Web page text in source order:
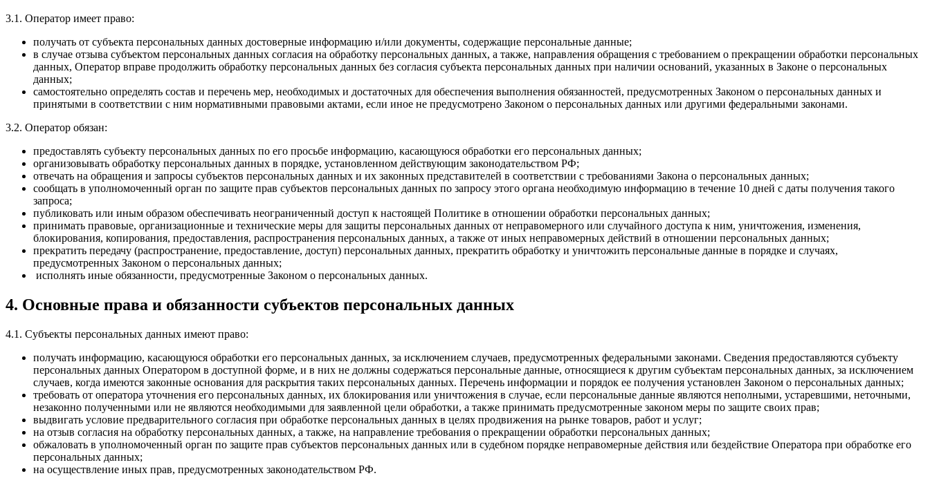
3.1. Оператор имеет право:
получать от субъекта персональных данных достоверные информацию и/или документы, содержащие персональные данные;
в случае отзыва субъектом персональных данных согласия на обработку персональных данных, а также, направления обращения с требованием о прекращении обработки персональных
данных, Оператор вправе продолжить обработку персональных данных без согласия субъекта персональных данных при наличии оснований, указанных в Законе о персональных
данных;
самостоятельно определять состав и перечень мер, необходимых и достаточных для обеспечения выполнения обязанностей, предусмотренных Законом о персональных данных и
принятыми в соответствии с ним нормативными правовыми актами, если иное не предусмотрено Законом о персональных данных или другими федеральными законами.
3.2. Оператор обязан:
предоставлять субъекту персональных данных по его просьбе информацию, касающуюся обработки его персональных данных;
организовывать обработку персональных данных в порядке, установленном действующим законодательством РФ;
отвечать на обращения и запросы субъектов персональных данных и их законных представителей в соответствии с требованиями Закона о персональных данных;
сообщать в уполномоченный орган по защите прав субъектов персональных данных по запросу этого органа необходимую информацию в течение 10 дней с даты получения такого
запроса;
публиковать или иным образом обеспечивать неограниченный доступ к настоящей Политике в отношении обработки персональных данных;
принимать правовые, организационные и технические меры для защиты персональных данных от неправомерного или случайного доступа к ним, уничтожения, изменения,
блокирования, копирования, предоставления, распространения персональных данных, а также от иных неправомерных действий в отношении персональных данных;
прекратить передачу (распространение, предоставление, доступ) персональных данных, прекратить обработку и уничтожить персональные данные в порядке и случаях,
предусмотренных Законом о персональных данных;
исполнять иные обязанности, предусмотренные Законом о персональных данных.
4. Основные права и обязанности субъектов персональных данных
4.1. Субъекты персональных данных имеют право:
получать информацию, касающуюся обработки его персональных данных, за исключением случаев, предусмотренных федеральными законами. Сведения предоставляются субъекту
персональных данных Оператором в доступной форме, и в них не должны содержаться персональные данные, относящиеся к другим субъектам персональных данных, за исключением
случаев, когда имеются законные основания для раскрытия таких персональных данных. Перечень информации и порядок ее получения установлен Законом о персональных данных;
требовать от оператора уточнения его персональных данных, их блокирования или уничтожения в случае, если персональные данные являются неполными, устаревшими, неточными,
незаконно полученными или не являются необходимыми для заявленной цели обработки, а также принимать предусмотренные законом меры по защите своих прав;
выдвигать условие предварительного согласия при обработке персональных данных в целях продвижения на рынке товаров, работ и услуг;
на отзыв согласия на обработку персональных данных, а также, на направление требования о прекращении обработки персональных данных;
обжаловать в уполномоченный орган по защите прав субъектов персональных данных или в судебном порядке неправомерные действия или бездействие Оператора при обработке его
персональных данных;
на осуществление иных прав, предусмотренных законодательством РФ.